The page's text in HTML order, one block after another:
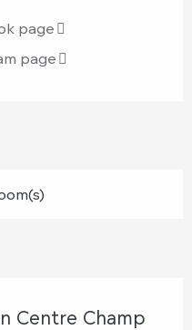
page
page
Centre Champ